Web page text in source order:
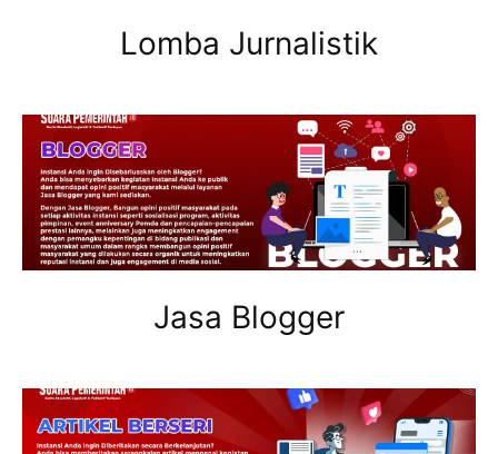
Lomba Jurnalistik
Jasa Blogger